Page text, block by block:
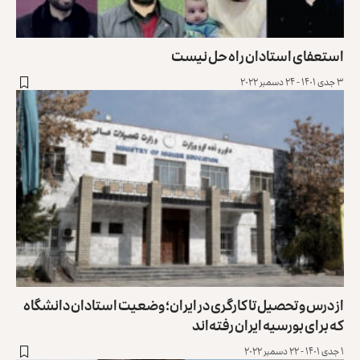
استعفای استادان راه حل نیست
۳ جدی ۱۴۰۱ - ۲۴ دسمبر ۲۰۲۲
از درس و تحصیل تا کارگری در ایران؛ وضعیت استادان دانشگاه
که برای بورسیه ایران رفته‌اند
۱ جدی ۱۴۰۱ - ۲۲ دسمبر ۲۰۲۲